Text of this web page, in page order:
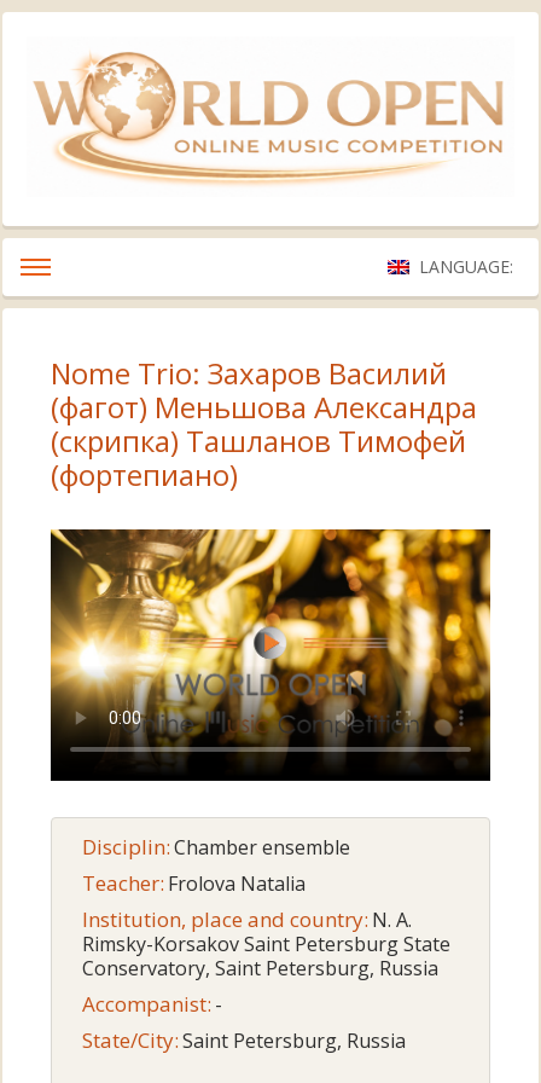
LANGUAGE:
Nome Trio: Захаров Василий
(фагот) Меньшова Александра
(скрипка) Ташланов Тимофей
(фортепиано)
Disciplin:Chamber ensemble
Teacher: Frolova Natalia
Institution, place and country: N. A.
Rimsky-Korsakov Saint Petersburg State
Conservatory, Saint Petersburg, Russia
Accompanist: -
State/City:Saint Petersburg, Russia